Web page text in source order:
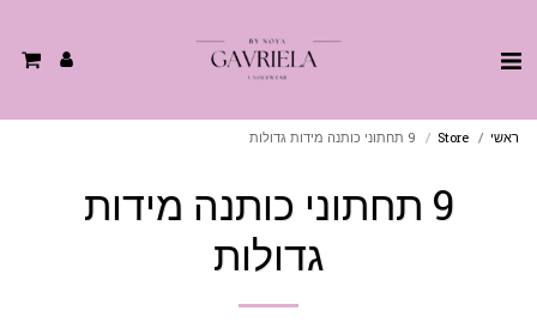
ראשי Store 9 תחתוני כותנה מידות גדולות
9 תחתוני כותנה מידות
גדולות